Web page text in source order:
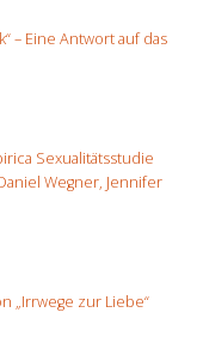
– Eine Antwort auf das
Sexualitätsstudie
Wegner, Jennifer
„Irrwege zur Liebe“